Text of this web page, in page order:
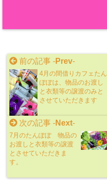
前の記事 -Prev-
4月の間借りカフェたん
ぽぽは、物品のお渡し
と衣類等の譲渡のみと
させていただきます
次の記事 -Next-
7月のたんぽぽ 物品の
お渡しと衣類等の譲渡
とさせていただきま
す。